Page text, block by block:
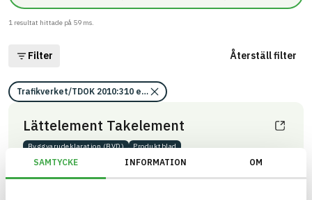
SAMTYCKE INFORMATION OM
1 resultat hittade på 59 ms.
Filter Återställ filter
Trafikverket/TDOK 2010:310 eller TDOK 2012:22/Kriterier för
Lättelement Takelement
Byggvaru­deklaration (BVD)
Produktblad
A404
BK04-KOD
Lättelement AB
VARUMÄRKE